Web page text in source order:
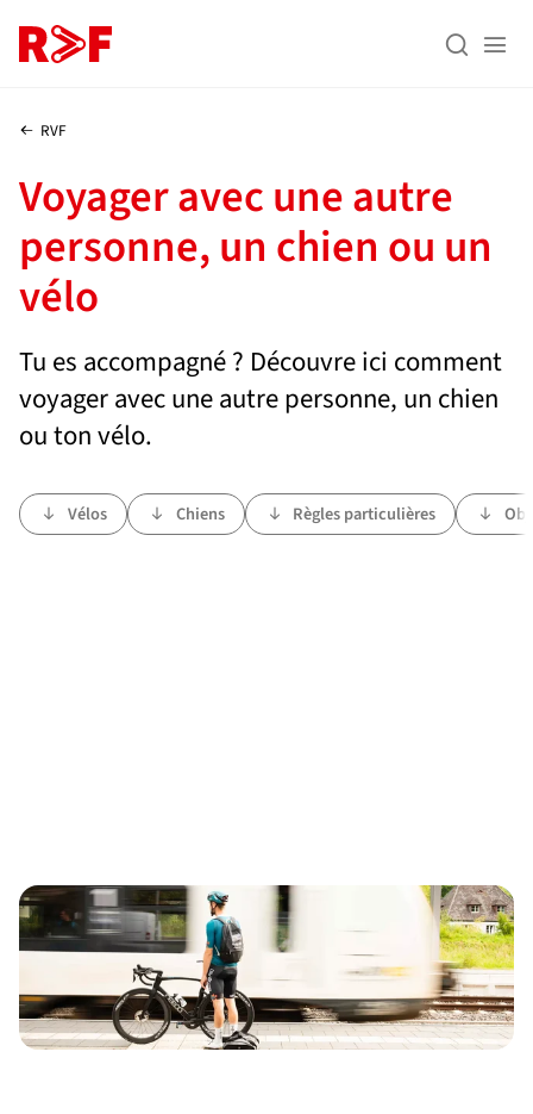
 
RVF
Voyager avec une autre
personne, un chien ou un
vélo
Tu es accompagné ? Découvre ici comment
voyager avec une autre personne, un chien
ou ton vélo.
Vélos Chiens Règles particulières